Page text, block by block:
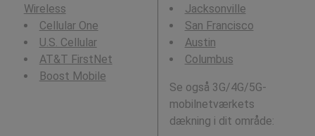
Wireless
Cellular One
U.S. Cellular
AT&T FirstNet
Boost Mobile
Jacksonville
San Francisco
Austin
Columbus
Se også 3G/4G/5G-
mobilnetværkets
dækning i dit område: